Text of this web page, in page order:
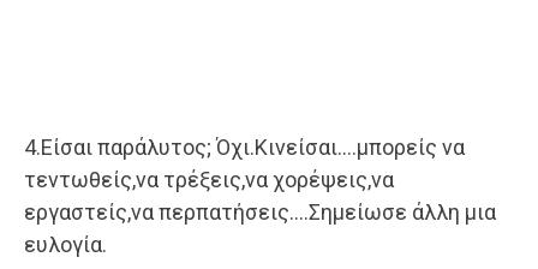
4.Είσαι παράλυτος; Όχι.Κινείσαι….μπορείς να
τεντωθείς,να τρέξεις,να χορέψεις,να
εργαστείς,να περπατήσεις….Σημείωσε άλλη μια
ευλογία.